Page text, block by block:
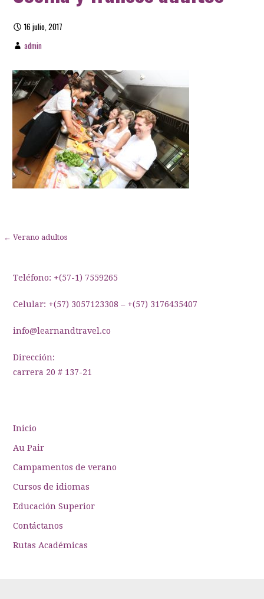
16 julio, 2017
admin
Navegación
entradas
← Verano adultos
Teléfono: +(57-1) 7559265
Celular: +(57) 3057123308 – +(57) 3176435407
info@learnandtravel.co
Dirección:
carrera 20 # 137-21
Inicio
Au Pair
Campamentos de verano
Cursos de idiomas
Educación Superior
Contáctanos
Rutas Académicas